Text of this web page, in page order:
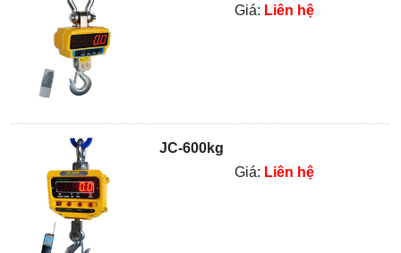
Giá: Liên hệ
JC-600kg
Giá: Liên hệ